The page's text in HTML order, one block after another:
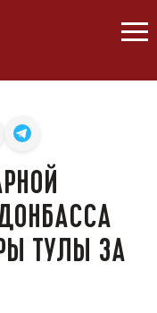
ТУЛЫ ЗА